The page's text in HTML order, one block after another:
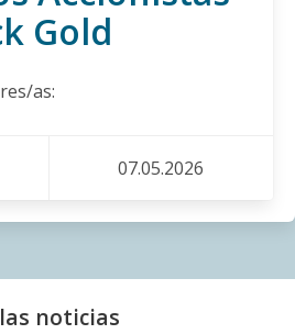
de la naturaleza respecto al
Domo, Las Naves,
Esperan Justicia y Expresan
Gold
as:
07.05.2026
noticias